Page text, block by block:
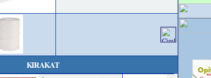
KIRAKAT